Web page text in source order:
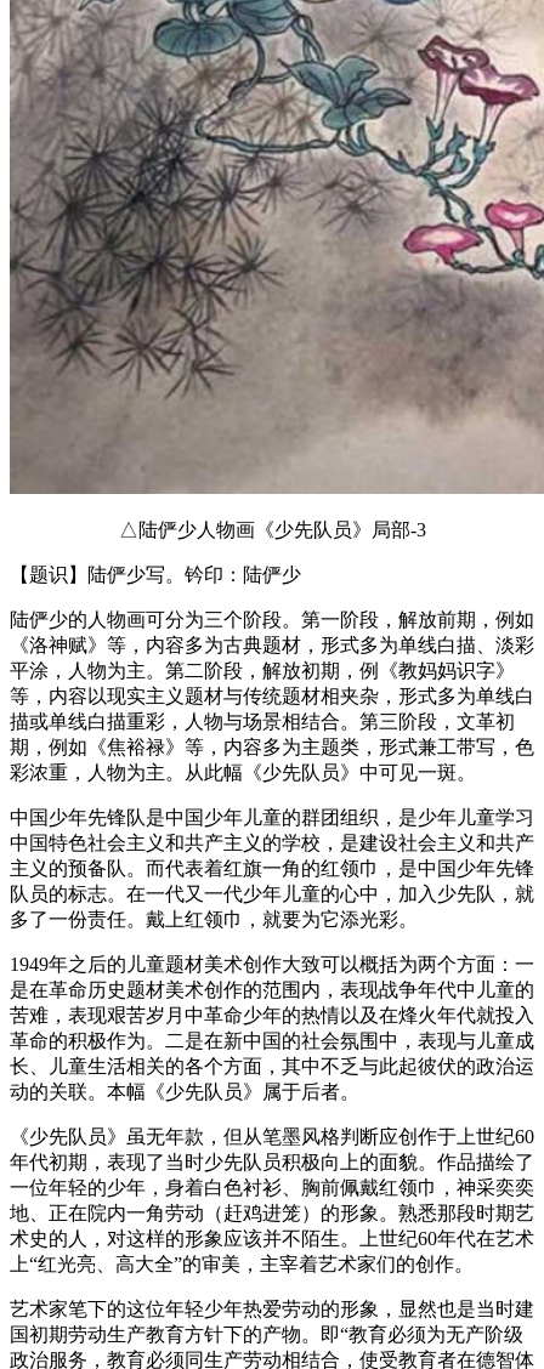
△陆俨少人物画《少先队员》局部-3
【题识】陆俨少写。钤印：陆俨少
陆俨少的人物画可分为三个阶段。第一阶段，解放前期，例如
《洛神赋》等，内容多为古典题材，形式多为单线白描、淡彩
平涂，人物为主。第二阶段，解放初期，例《教妈妈识字》
等，内容以现实主义题材与传统题材相夹杂，形式多为单线白
描或单线白描重彩，人物与场景相结合。第三阶段，文革初
期，例如《焦裕禄》等，内容多为主题类，形式兼工带写，色
彩浓重，人物为主。从此幅《少先队员》中可见一斑。
中国少年先锋队是中国少年儿童的群团组织，是少年儿童学习
中国特色社会主义和共产主义的学校，是建设社会主义和共产
主义的预备队。而代表着红旗一角的红领巾，是中国少年先锋
队员的标志。在一代又一代少年儿童的心中，加入少先队，就
多了一份责任。戴上红领巾，就要为它添光彩。
1949年之后的儿童题材美术创作大致可以概括为两个方面：一
是在革命历史题材美术创作的范围内，表现战争年代中儿童的
苦难，表现艰苦岁月中革命少年的热情以及在烽火年代就投入
革命的积极作为。二是在新中国的社会氛围中，表现与儿童成
长、儿童生活相关的各个方面，其中不乏与此起彼伏的政治运
动的关联。本幅《少先队员》属于后者。
《少先队员》虽无年款，但从笔墨风格判断应创作于上世纪60
年代初期，表现了当时少先队员积极向上的面貌。作品描绘了
一位年轻的少年，身着白色衬衫、胸前佩戴红领巾，神采奕奕
地、正在院内一角劳动（赶鸡进笼）的形象。熟悉那段时期艺
术史的人，对这样的形象应该并不陌生。上世纪60年代在艺术
上“红光亮、高大全”的审美，主宰着艺术家们的创作。
艺术家笔下的这位年轻少年热爱劳动的形象，显然也是当时建
国初期劳动生产教育方针下的产物。即“教育必须为无产阶级
政治服务，教育必须同生产劳动相结合，使受教育者在德智体